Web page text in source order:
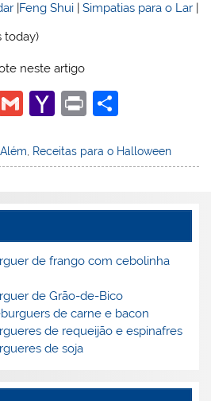
|Feng Shui |Simpatias para o Lar |
today)
neste artigo
G
ai
Y
h
o
ai
Pr
t
ar
, Receitas para o Halloween
de frango com cebolinha
de Grão-de-Bico
de carne e bacon
de requeijão e espinafres
de soja